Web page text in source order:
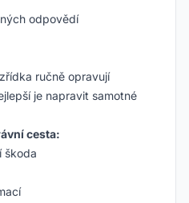
odpovědí
ručně opravují
je napravit samotné
cesta:
škoda